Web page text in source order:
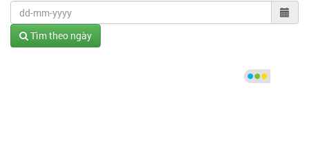
Tìm theo ngày